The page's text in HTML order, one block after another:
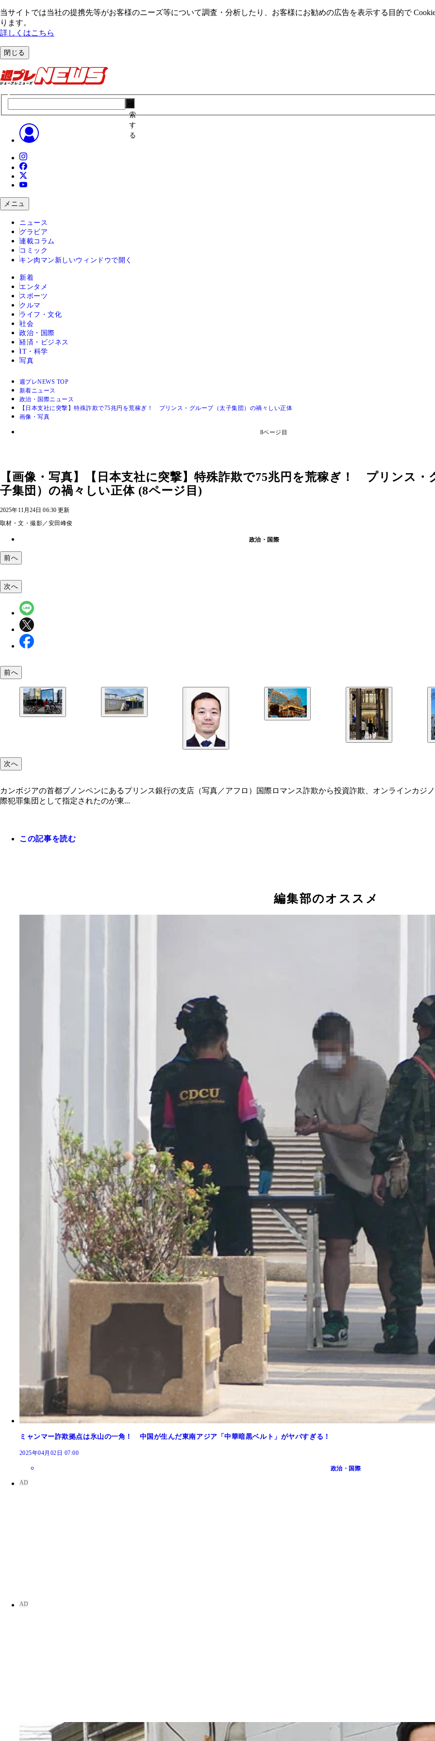
当サイトでは当社の提携先等がお客様のニーズ等について調査・分析したり、お客様にお勧めの広告を表⽰する⽬的で
ります。
詳しくはこちら
閉じる
索
す
る
メニュ
ニュース
グラビア
連載コラム
コミック
キン肉マン 新しいウィンドウで開く
新着
エンタメ
スポーツ
クルマ
ライフ・文化
社会
政治・国際
経済・ビジネス
IT・科学
写真
週プレNEWS TOP
新着ニュース
政治・国際ニュース
【日本支社に突撃】特殊詐欺で75兆円を荒稼ぎ！ プリンス・グループ（太子集団）の禍々しい正体
画像・写真
8ページ目
【画像・写真】【日本支社に突撃】特殊詐欺で75兆円を荒稼ぎ！ プリンス・
子集団）の禍々しい正体 (8ページ目)
2025年11月24日 06:30 更新
取材・文・撮影／安田峰俊
政治・国際
前へ
カンボジアの首都プノンペンにあるプリンス銀行の支店（写真／アフロ）
カンボジア西部のポイペトにある「園区（詐欺パーク）」。プリンス・グループが運営するものとは別のエリア
カンボジア南部の港湾都市シアヌークビルにある太子集団傘下の豪奢なホテル
同ホテル
プリンスジャパン社が入居していたとみられる渋谷区内のビル
キャノピーサンズデベロップメントジャパン社の拠点があったとみられる大阪府岸和田市内のビル
次へ
前へ
次へ
カンボジアの首都プノンペンにあるプリンス銀行の支店（写真／アフロ）国際ロマンス詐欺から投資詐欺、オンラインカジ
際犯罪集団として指定されたのが東...
この記事を読む
編集部のオススメ
ミャンマー詐欺拠点は氷山の一角！ 中国が生んだ東南アジア「中華暗黒ベルト」がヤバすぎる！
2025年04月02日 07:00
政治・国際